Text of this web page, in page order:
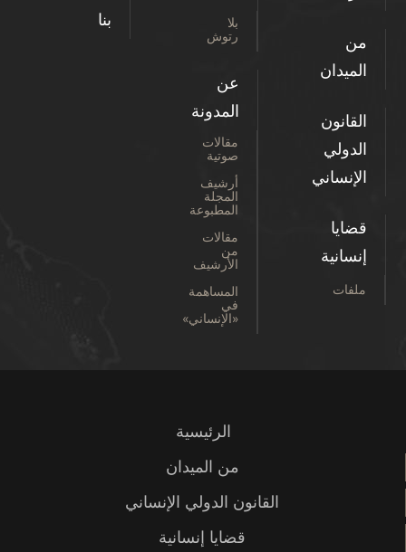
من
الميدان
القانون
الدولي
الإنساني
قضايا
إنسانية
ملفات
بلا
رتوش
عن
المدونة
مقالات
صوتية
أرشيف
المجلة
المطبوعة
مقالات
من
الأرشيف
المساهمة
في
«الإنساني»
بنا
الرئيسية
من الميدان
القانون الدولي الإنساني
قضايا إنسانية